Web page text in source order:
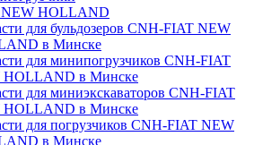
HOLLAND
для бульдозеров CNH-FIAT NEW
в Минске
для минипогрузчиков CNH-FIAT
HOLLAND в Минске
для миниэкскаваторов CNH-FIAT
HOLLAND в Минске
для погрузчиков CNH-FIAT NEW
в Минске